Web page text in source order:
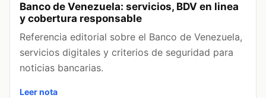
Banco de Venezuela: servicios, BDV en linea
y cobertura responsable
Referencia editorial sobre el Banco de Venezuela,
servicios digitales y criterios de seguridad para
noticias bancarias.
Leer nota